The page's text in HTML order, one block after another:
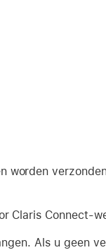
worden
Claris Connect-
Als u geen